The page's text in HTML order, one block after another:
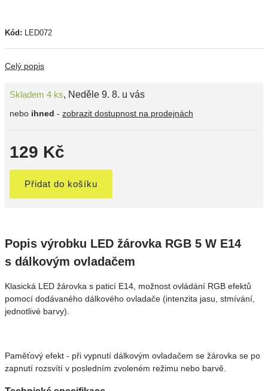
Kód: LED072
Celý popis
Skladem 4 ks, Neděle 9. 8. u vás
nebo ihned - zobrazit dostupnost na prodejnách
129 Kč
Přidat do košíku
Popis výrobku LED žárovka RGB 5 W E14
s dálkovým ovladačem
Klasická LED žárovka s paticí E14, možnost ovládání RGB efektů
pomocí dodávaného dálkového ovladače (intenzita jasu, stmívání,
jednotlivé barvy).
Paměťový efekt - při vypnutí dálkovým ovladačem se žárovka se po
zapnutí rozsvítí v posledním zvoleném režimu nebo barvě.